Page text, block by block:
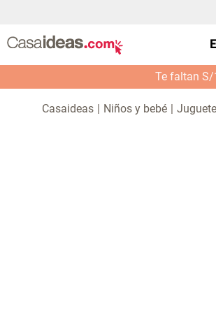
Te faltan S/
Niños y bebé